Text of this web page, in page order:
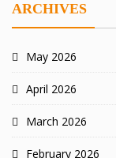
ARCHIVES
May 2026
April 2026
March 2026
February 2026